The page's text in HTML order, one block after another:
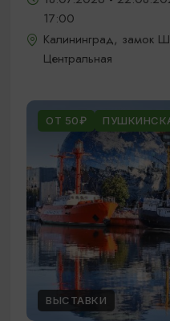
17:00
Калининград, замок
Центральная
ОТ 50₽
ВЫСТАВКИ